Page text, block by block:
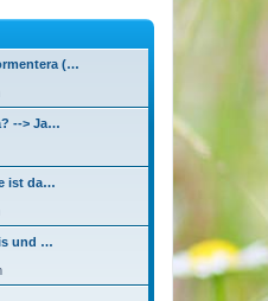
(…
--> Ja…
ist da…
und …